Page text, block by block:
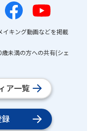
イキング動画などを掲載
未満の方への共有(シェ
ア一覧